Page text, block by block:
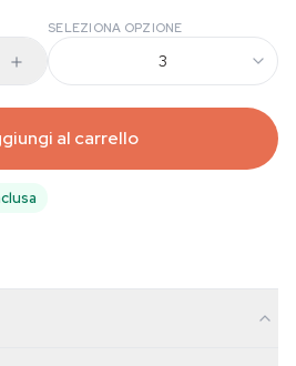
SELEZIONA OPZIONE
3
al carrello